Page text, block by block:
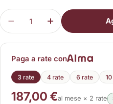
Quantità
Diminuisci la quantità
Aumenta la
Paga a rate con
3 rate 4 rate 6 rate
187,00 €al mese × 2 rate